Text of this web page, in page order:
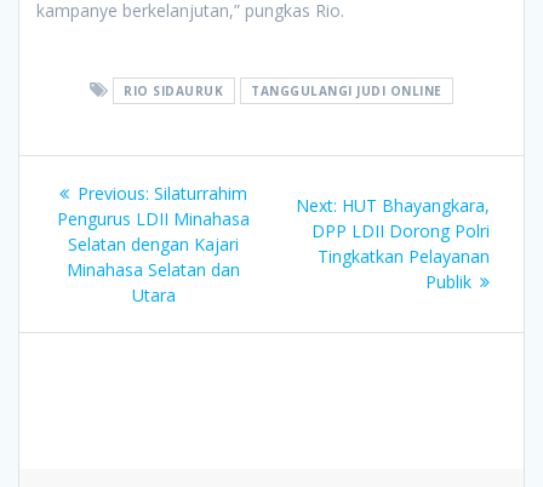
kampanye berkelanjutan,” pungkas Rio.
RIO SIDAURUK TANGGULANGI JUDI ONLINE
Post
navigation
Previous: Previous
post:
Silaturrahim
Pengurus LDII Minahasa
Selatan dengan Kajari
Minahasa Selatan dan
Utara
Next: Next
post:
HUT Bhayangkara,
DPP LDII Dorong Polri
Tingkatkan Pelayanan
Publik